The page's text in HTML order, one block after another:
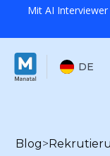
Mit AI
DE
Blog>